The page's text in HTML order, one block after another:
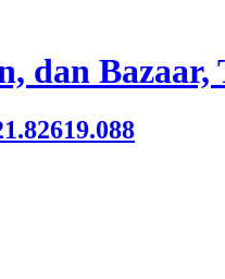
dan Bazaar,